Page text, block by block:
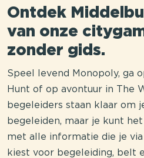
Ontdek
van onze
zonder gids.
Speel levend Monopoly, ga
Hunt of op avontuur in The
begeleiders staan klaar om
begeleiden, maar je kunt
met alle informatie die je
kiest voor begeleiding, belt